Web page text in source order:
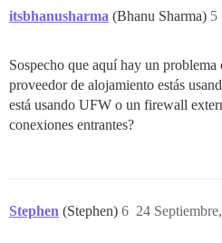
itsbhanusharma (Bhanu Sharma) 5
Sospecho que aquí hay un
proveedor de alojamiento estás
está usando UFW o un firewall
conexiones entrantes?
Stephen (Stephen) 24
6